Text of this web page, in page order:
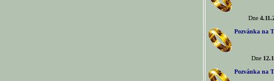
Dne
Pozvánka na
Dne
Pozvánka na